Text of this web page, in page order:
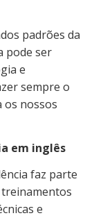
padrões da
pode ser
e
sempre o
os nossos
em inglês
faz parte
treinamentos
e